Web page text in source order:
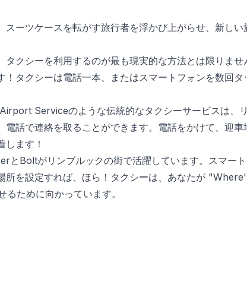
ーツケースを転がす旅行者を浮かび上がらせ、新しい
タクシーを利用するのが最も現実的な方法とは限りませ
タクシーは電話一本、またはスマートフォンを数回タ
Serviceのような伝統的なタクシーサービスは、
電話で連絡を取ることができます。電話をかけて、迎車
ます！
とBoltがリンブルックの街で活躍しています。スマー
所を設定すれば、ほら！タクシーは、あなたが
ために向かっています。